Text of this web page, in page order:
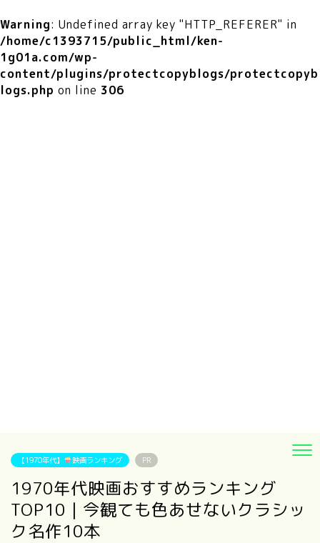
Warning: Undefined array key "HTTP_REFERER" in
/home/c1393715/public_html/ken-
1g01a.com/wp-
content/plugins/protectcopyblogs/protectcopyb
logs.php on line 306
【1970年代】 映画ランキング PR
1970年代映画おすすめランキング
TOP10｜今観ても色あせないクラシッ
ク名作10本